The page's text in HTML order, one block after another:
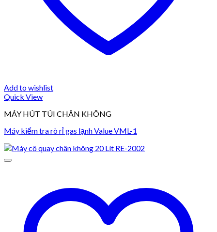
Add to wishlist
Quick View
MÁY HÚT TÚI CHÂN KHÔNG
Máy kiểm tra rò rỉ gas lạnh Value VML-1